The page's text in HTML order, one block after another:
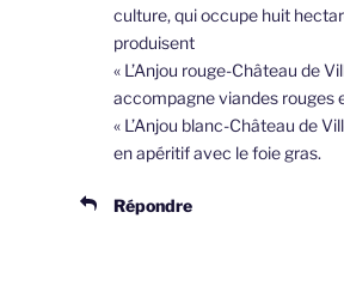
culture, qui occupe huit
produisent
« L’Anjou rouge-Château de
accompagne viandes rouges
« L’Anjou blanc-Château de
en apéritif avec le foie gras.
Répondre